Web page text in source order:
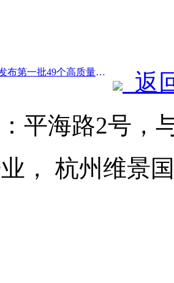
前一篇：发改委发布第一批49个高质量户外运动目的地名单
返
平海路2号，
业， 杭州维